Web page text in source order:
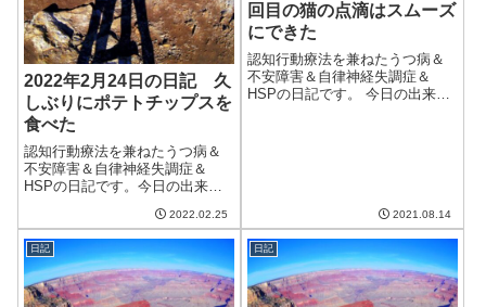
2022年2月24日の日記 久
しぶりにポテトチップスを
食べた
認知行動療法を兼ねたうつ病＆
不安障害＆自律神経失調症＆
HSPの日記です。今日の出来事
冷たかった。明日からは本格的
に春に向かうらしい。今年は暖
冬とかいわれていたけど、結果
的には寒かった気がする。光熱
費が高いのはその...
2022.02.25
回目の猫の点滴はスムーズ
にできた
認知行動療法を兼ねたうつ病＆
不安障害＆自律神経失調症＆
HSPの日記です。 今日の出来事
2021.08.14
日記 日記